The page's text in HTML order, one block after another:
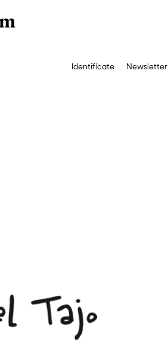
Identifícate Newsletter